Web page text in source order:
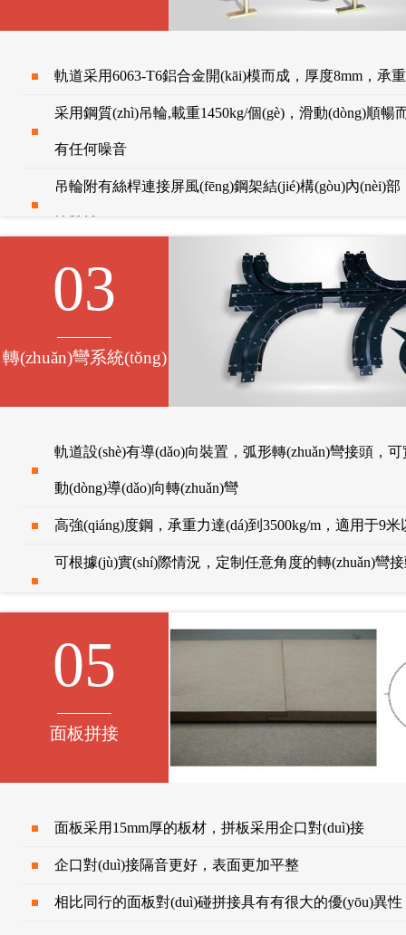
軌道采用6063-T6鋁合金開(kāi)模而成，厚度8mm，承
采用鋼質(zhì)吊輪,載重1450kg/個(gè)，滑動(dòng)順暢
有任何噪音
吊輪附有絲桿連接屏風(fēng)鋼架結(jié)構(gòu)內(nèi)
03
轉(zhuǎn)彎系統(tǒng)
軌道設(shè)有導(dǎo)向裝置，弧形轉(zhuǎn)彎接頭，
動(dòng)導(dǎo)向轉(zhuǎn)彎
高強(qiáng)度鋼，承重力達(dá)到3500kg/m，適用于9
可根據(jù)實(shí)際情況，定制任意角度的轉(zhuǎn)彎
05
面板拼接
面板采用15mm厚的板材，拼板采用企口對(duì)接
企口對(duì)接隔音更好，表面更加平整
相比同行的面板對(duì)碰拼接具有有很大的優(yōu)異性